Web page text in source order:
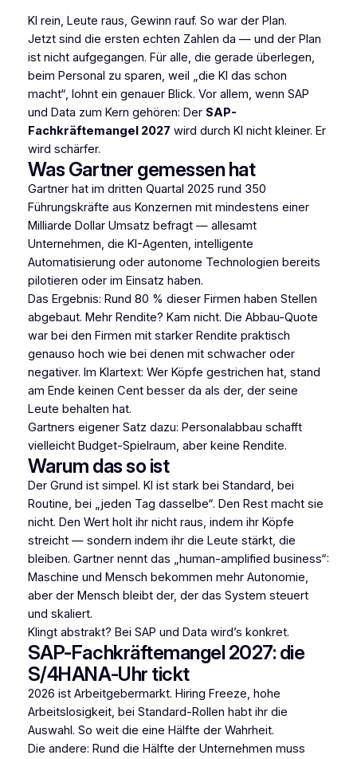
KI rein, Leute raus, Gewinn rauf. So war der Plan.
Jetzt sind die ersten echten Zahlen da — und der Plan
ist nicht aufgegangen. Für alle, die gerade überlegen,
beim Personal zu sparen, weil „die KI das schon
macht“, lohnt ein genauer Blick. Vor allem, wenn SAP
und Data zum Kern gehören: Der SAP-
Fachkräftemangel 2027 wird durch KI nicht kleiner. Er
wird schärfer.
Was Gartner gemessen hat
Gartner hat im dritten Quartal 2025 rund 350
Führungskräfte aus Konzernen mit mindestens einer
Milliarde Dollar Umsatz befragt — allesamt
Unternehmen, die KI-Agenten, intelligente
Automatisierung oder autonome Technologien bereits
pilotieren oder im Einsatz haben.
Das Ergebnis: Rund 80 % dieser Firmen haben Stellen
abgebaut. Mehr Rendite? Kam nicht. Die Abbau-Quote
war bei den Firmen mit starker Rendite praktisch
genauso hoch wie bei denen mit schwacher oder
negativer. Im Klartext: Wer Köpfe gestrichen hat, stand
am Ende keinen Cent besser da als der, der seine
Leute behalten hat.
Gartners eigener Satz dazu: Personalabbau schafft
vielleicht Budget-Spielraum, aber keine Rendite.
Warum das so ist
Der Grund ist simpel. KI ist stark bei Standard, bei
Routine, bei „jeden Tag dasselbe“. Den Rest macht sie
nicht. Den Wert holt ihr nicht raus, indem ihr Köpfe
streicht — sondern indem ihr die Leute stärkt, die
bleiben. Gartner nennt das „human-amplified business“:
Maschine und Mensch bekommen mehr Autonomie,
aber der Mensch bleibt der, der das System steuert
und skaliert.
Klingt abstrakt? Bei SAP und Data wird’s konkret.
SAP-Fachkräftemangel 2027: die
S/4HANA-Uhr tickt
2026 ist Arbeitgebermarkt. Hiring Freeze, hohe
Arbeitslosigkeit, bei Standard-Rollen habt ihr die
Auswahl. So weit die eine Hälfte der Wahrheit.
Die andere: Rund die Hälfte der Unternehmen muss